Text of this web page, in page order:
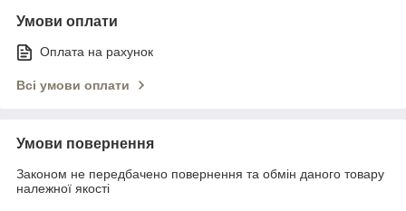
Умови оплати
Оплата на рахунок
Всі умови оплати
Умови повернення
Законом не передбачено повернення та обмін даного товару
належної якості